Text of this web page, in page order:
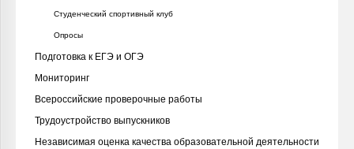
Студенческий спортивный клуб
Опросы
Подготовка к ЕГЭ и ОГЭ
Мониторинг
Всероссийские проверочные работы
Трудоустройство выпускников
Независимая оценка качества образовательной деятельности